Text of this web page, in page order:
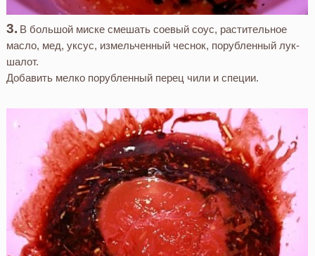
В большой миске смешать соевый соус, растительное
масло, мед, уксус, измельченный чеснок, порубленный лук-
шалот.
Добавить мелко порубленный перец чили и специи.